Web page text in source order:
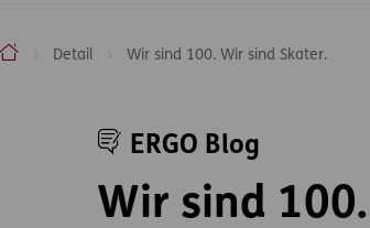
ERGO Versicherung Aktiengesellschaft
Detail Wir sind 100. Wir sind Skater.
Wir sind
ERGO Blog